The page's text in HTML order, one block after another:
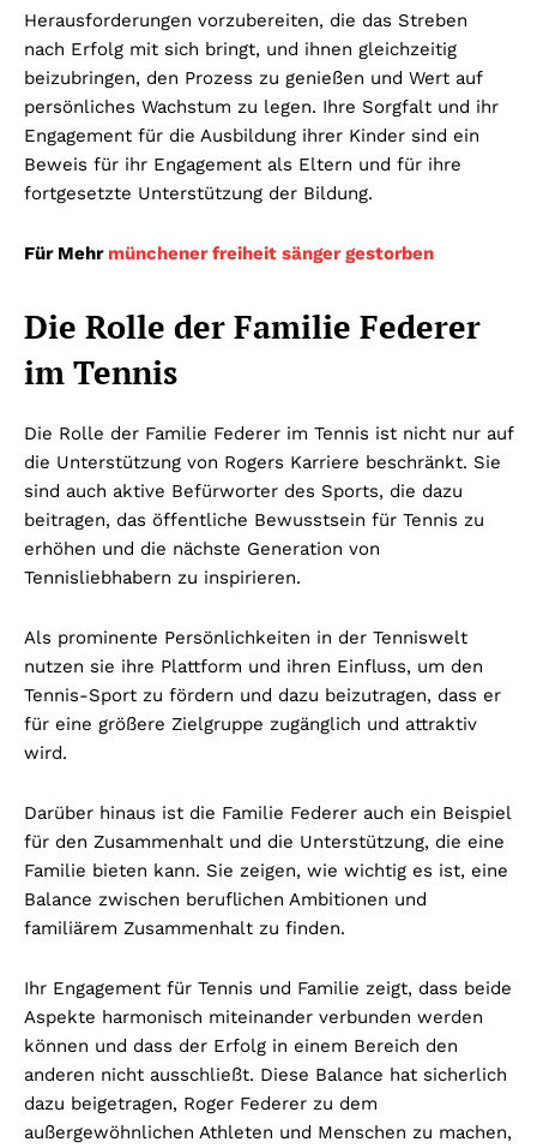
Herausforderungen vorzubereiten, die das Streben
nach Erfolg mit sich bringt, und ihnen gleichzeitig
beizubringen, den Prozess zu genießen und Wert auf
persönliches Wachstum zu legen. Ihre Sorgfalt und ihr
Engagement für die Ausbildung ihrer Kinder sind ein
Beweis für ihr Engagement als Eltern und für ihre
fortgesetzte Unterstützung der Bildung.
Für Mehr münchener freiheit sänger gestorben
Die Rolle der Familie Federer
im Tennis
Die Rolle der Familie Federer im Tennis ist nicht nur auf
die Unterstützung von Rogers Karriere beschränkt. Sie
sind auch aktive Befürworter des Sports, die dazu
beitragen, das öffentliche Bewusstsein für Tennis zu
erhöhen und die nächste Generation von
Tennisliebhabern zu inspirieren.
Als prominente Persönlichkeiten in der Tenniswelt
nutzen sie ihre Plattform und ihren Einfluss, um den
Tennis-Sport zu fördern und dazu beizutragen, dass er
für eine größere Zielgruppe zugänglich und attraktiv
wird.
Darüber hinaus ist die Familie Federer auch ein Beispiel
für den Zusammenhalt und die Unterstützung, die eine
Familie bieten kann. Sie zeigen, wie wichtig es ist, eine
Balance zwischen beruflichen Ambitionen und
familiärem Zusammenhalt zu finden.
Ihr Engagement für Tennis und Familie zeigt, dass beide
Aspekte harmonisch miteinander verbunden werden
können und dass der Erfolg in einem Bereich den
anderen nicht ausschließt. Diese Balance hat sicherlich
dazu beigetragen, Roger Federer zu dem
außergewöhnlichen Athleten und Menschen zu machen,